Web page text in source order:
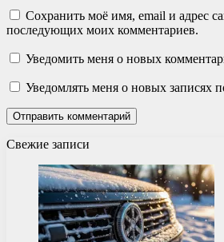
Сохранить моё имя, email и адрес
последующих моих комментариев.
Уведомить меня о новых
Уведомлять меня о новых записях
Свежие записи